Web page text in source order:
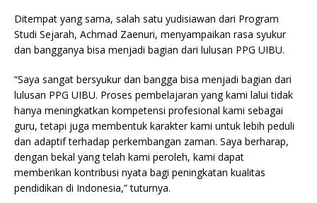
Ditempat yang sama, salah satu yudisiawan dari Program
Studi Sejarah, Achmad Zaenuri, menyampaikan rasa syukur
dan bangganya bisa menjadi bagian dari lulusan PPG UIBU.
“Saya sangat bersyukur dan bangga bisa menjadi bagian dari
lulusan PPG UIBU. Proses pembelajaran yang kami lalui tidak
hanya meningkatkan kompetensi profesional kami sebagai
guru, tetapi juga membentuk karakter kami untuk lebih peduli
dan adaptif terhadap perkembangan zaman. Saya berharap,
dengan bekal yang telah kami peroleh, kami dapat
memberikan kontribusi nyata bagi peningkatan kualitas
pendidikan di Indonesia,” tuturnya.